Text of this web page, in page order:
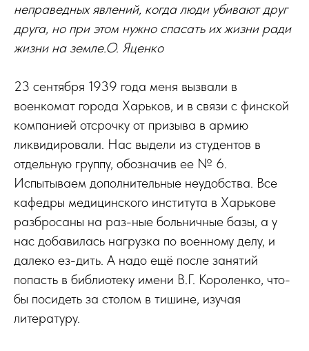
неправедных явлений, когда люди убивают друг
друга, но при этом нужно спасать их жизни ради
жизни на земле.О. Яценко
23 сентября 1939 года меня вызвали в
военкомат города Харьков, и в связи с финской
компанией отсрочку от призыва в армию
ликвидировали. Нас выдели из студентов в
отдельную группу, обозначив ее № 6.
Испытываем дополнительные неудобства. Все
кафедры медицинского института в Харькове
разбросаны на раз-ные больничные базы, а у
нас добавилась нагрузка по военному делу, и
далеко ез-дить. А надо ещё после занятий
попасть в библиотеку имени В.Г. Короленко, что-
бы посидеть за столом в тишине, изучая
литературу.